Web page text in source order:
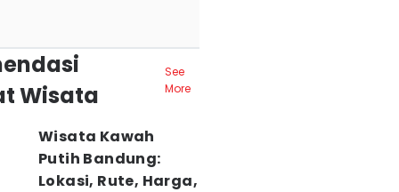
Wisata
See
More
Wisata Kawah
Putih Bandung:
Lokasi, Rute, Harga,